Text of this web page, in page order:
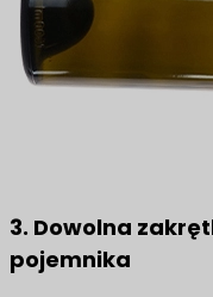
3. Dowolna
pojemnika